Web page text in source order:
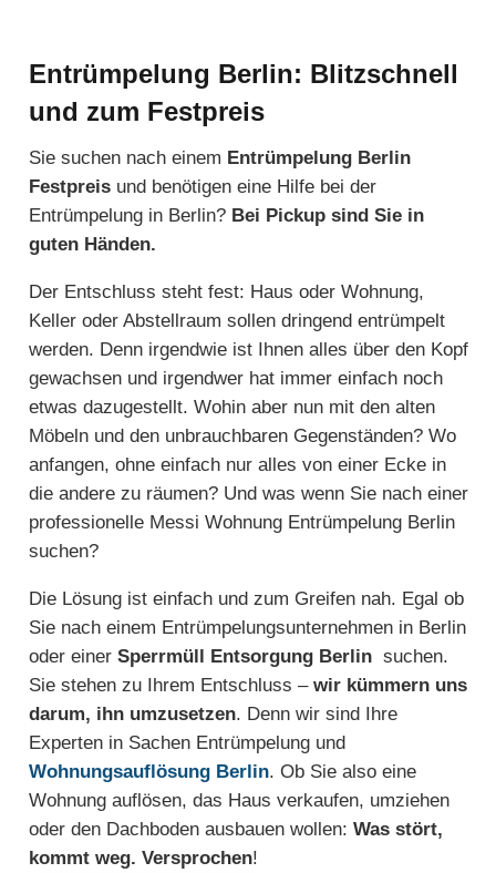
Entrümpelung Berlin: Blitzschnell
und zum Festpreis
Sie suchen nach einem Entrümpelung Berlin
Festpreisund benötigen eine Hilfe bei der
Entrümpelung in Berlin? Bei Pickup sind Sie in
guten Händen.
Der Entschluss steht fest: Haus oder Wohnung,
Keller oder Abstellraum sollen dringend entrümpelt
werden. Denn irgendwie ist Ihnen alles über den Kopf
gewachsen und irgendwer hat immer einfach noch
etwas dazugestellt. Wohin aber nun mit den alten
Möbeln und den unbrauchbaren Gegenständen? Wo
anfangen, ohne einfach nur alles von einer Ecke in
die andere zu räumen? Und was wenn Sie nach einer
professionelle Messi Wohnung Entrümpelung Berlin
suchen?
Die Lösung ist einfach und zum Greifen nah. Egal ob
Sie nach einem Entrümpelungsunternehmen in Berlin
oder einer Sperrmüll Entsorgung Berlinsuchen.
Sie stehen zu Ihrem Entschluss – wir kümmern uns
darum, ihn umzusetzen. Denn wir sind Ihre
Experten in Sachen Entrümpelung und
Wohnungsauflösung Berlin. Ob Sie also eine
Wohnung auflösen, das Haus verkaufen, umziehen
oder den Dachboden ausbauen wollen: Was stört,
kommt weg. Versprochen!